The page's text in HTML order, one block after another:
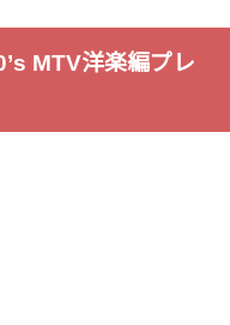
MTV洋楽編プレ